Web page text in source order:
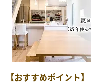
【おすすめポイント】